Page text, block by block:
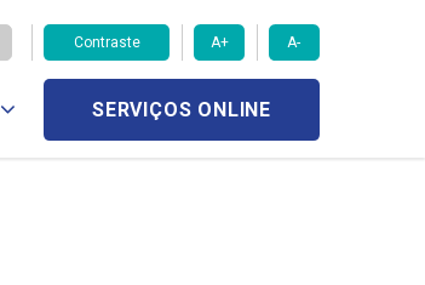
Contraste A+ A-
SERVIÇOS ONLINE